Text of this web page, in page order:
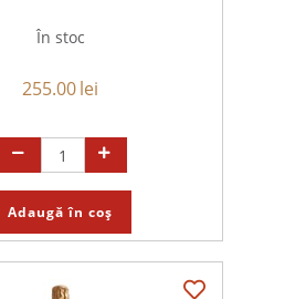
În stoc
255.00lei
Adaugă în coș